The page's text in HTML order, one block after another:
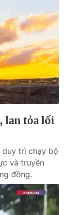
lan tỏa lối
duy trì chạy bộ
và truyền
đồng.